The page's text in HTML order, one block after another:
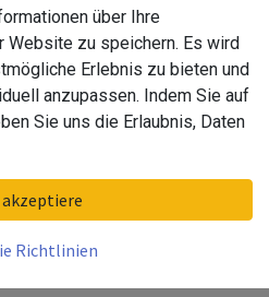
Ø100 mm, Q-
über Ihre
Website zu speichern. Es wird
Erlebnis zu bieten und
anzupassen. Indem Sie auf
Sie uns die Erlaubnis, Daten
akzeptiere
Richtlinien